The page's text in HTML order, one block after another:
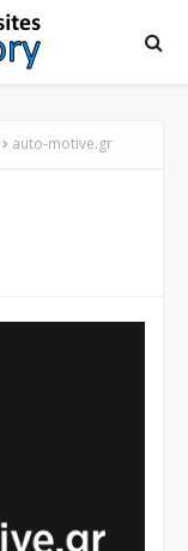
auto-motive.gr